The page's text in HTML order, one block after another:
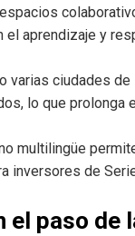
aprendizaje y
varias ciudades
lo que prolonga
multilingüe
inversores de
paso de